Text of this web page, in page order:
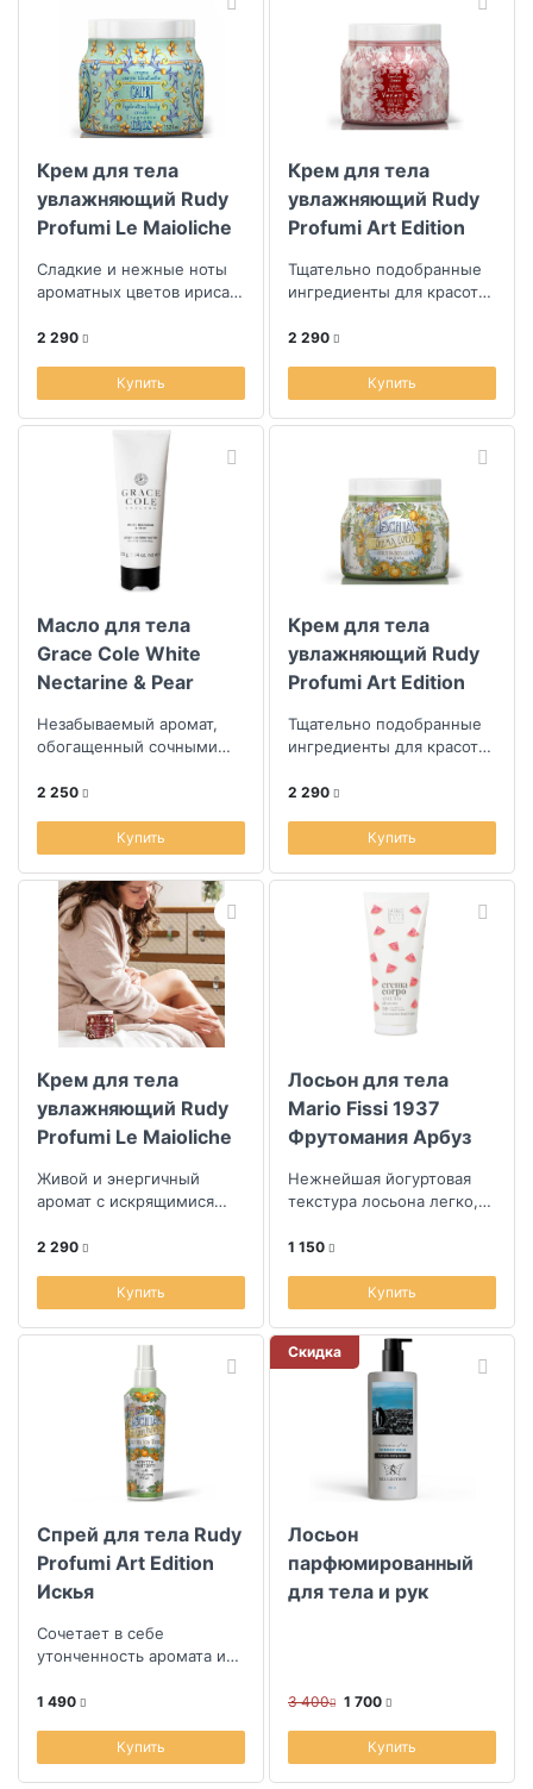
Крем для тела
увлажняющий Rudy
Profumi Le Maioliche
450мл
Сладкие и нежные ноты
ароматных цветов ириса и
2 290
Купить
Крем для тела
увлажняющий Rudy
Profumi Art Edition
Тщательно подобранные
ингредиенты для красоты
2 290
Купить
Масло для тела
Grace Cole White
Nectarine & Pear
Незабываемый аромат,
обогащенный сочными
2 250
Купить
Крем для тела
увлажняющий Rudy
Profumi Art Edition
Тщательно подобранные
ингредиенты для красоты
2 290
Купить
Крем для тела
увлажняющий Rudy
Profumi Le Maioliche
450мл
Живой и энергичный
аромат с искрящимися
зеленого лимона и шисо с
2 290
Купить
Лосьон для тела
Mario Fissi 1937
Фрутомания Арбуз
Нежнейшая йогуртовая
текстура лосьона легко,
распределяется по коже,
1 150
Купить
Спрей для тела Rudy
Profumi Art Edition
Искья
Сочетает в себе
утонченность аромата и
1 490
Купить
Скидка
Лосьон
парфюмированный
для тела и рук
3 400 1 700
Купить